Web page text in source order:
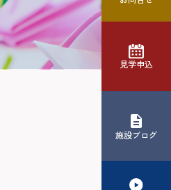
見学申込
施設ブログ